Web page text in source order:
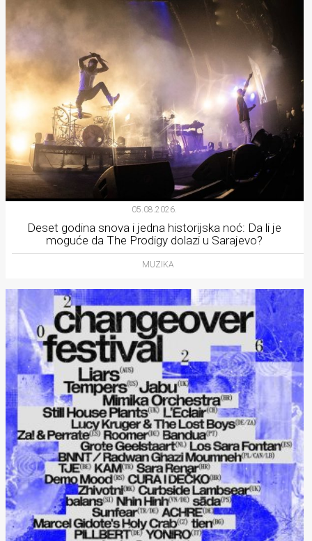
05.08.2026.
Deset godina snova i jedna historijska noć: Da li je
moguće da The Prodigy dolazi u Sarajevo?
MUZIKA